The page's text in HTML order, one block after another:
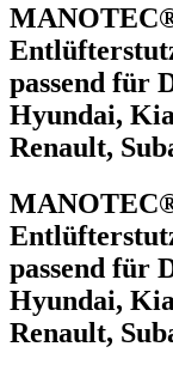
passend für
Hyundai,
Renault,
passend für
Hyundai,
Renault,